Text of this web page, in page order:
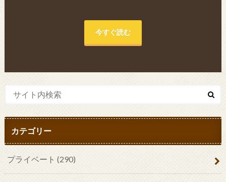
今すぐ読む
カテゴリー
プライベート (290)